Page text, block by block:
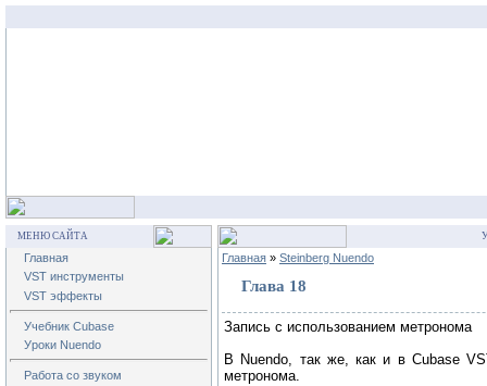
МЕНЮ САЙТА
Главная
VST инструменты
VST эффекты
Учебник Cubase
Уроки Nuendo
Работа со звуком
Главная » Steinberg Nuendo
Глава 18
Запись с использованием метронома
В Nuendo, так же, как и в Cubase
метронома.